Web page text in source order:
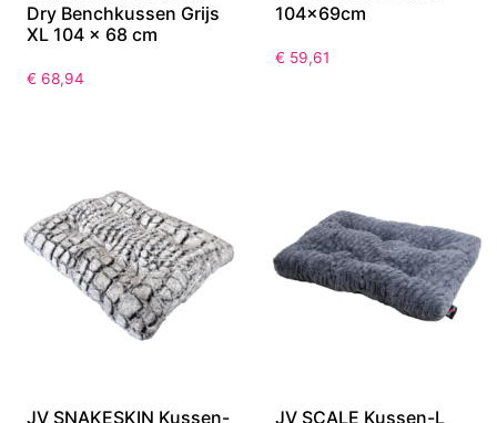
Dry Benchkussen Grijs
XL 104 x 68 cm
€ 68,94
104x69cm
€ 59,61
JV SNAKESKIN Kussen-
JV SCALE Kussen-L